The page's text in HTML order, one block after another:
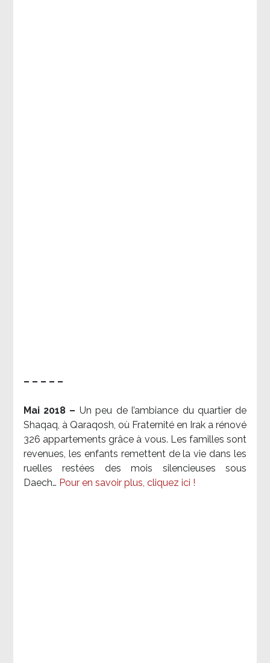
– – – – –
Mai 2018 – Un peu de l’ambiance du quartier de
Shaqaq, à Qaraqosh, où Fraternité en Irak a rénové
326 appartements grâce à vous. Les familles sont
revenues, les enfants remettent de la vie dans les
ruelles restées des mois silencieuses sous
Daech… Pour en savoir plus, cliquez ici !